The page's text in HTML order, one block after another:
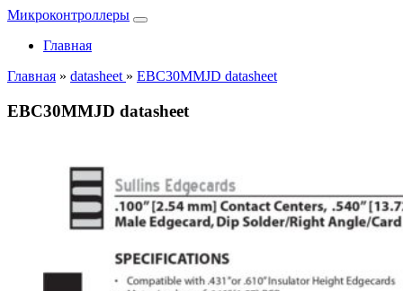
Микроконтроллеры
Главная
Главная » datasheet » EBC30MMJD datasheet
EBC30MMJD datasheet